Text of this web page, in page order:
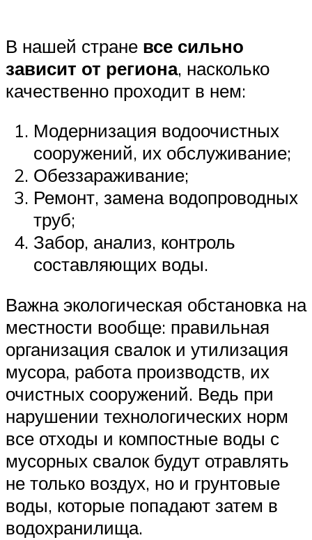
В нашей стране все сильно
зависит от региона, насколько
качественно проходит в нем:
Модернизация водоочистных
сооружений, их обслуживание;
Обеззараживание;
Ремонт, замена водопроводных
труб;
Забор, анализ, контроль
составляющих воды.
Важна экологическая обстановка на
местности вообще: правильная
организация свалок и утилизация
мусора, работа производств, их
очистных сооружений. Ведь при
нарушении технологических норм
все отходы и компостные воды с
мусорных свалок будут отравлять
не только воздух, но и грунтовые
воды, которые попадают затем в
водохранилища.